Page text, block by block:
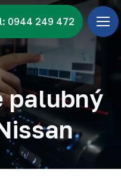
0944 249 472
palubný